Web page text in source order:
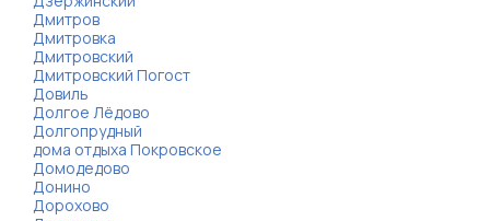
Дмитров
Дмитровка
Дмитровский
Дмитровский Погост
Довиль
Долгое Лёдово
Долгопрудный
дома отдыха Покровское
Домодедово
Донино
Дорохово